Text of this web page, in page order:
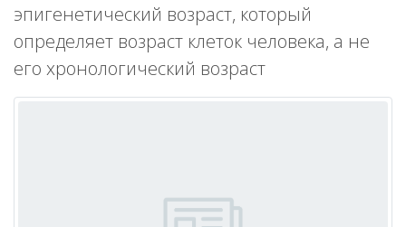
эпигенетический возраст, который
определяет возраст клеток человека, а не
его хронологический возраст